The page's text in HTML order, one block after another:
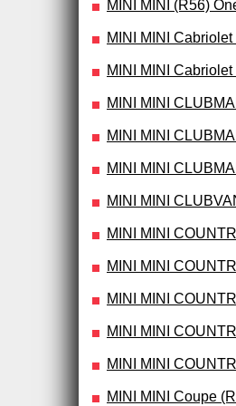
MINI MINI (R56)
MINI MINI
MINI MINI
MINI MINI
MINI MINI
MINI MINI
MINI MINI
MINI MINI
MINI MINI
MINI MINI
MINI MINI
MINI MINI
MINI MINI Coupe